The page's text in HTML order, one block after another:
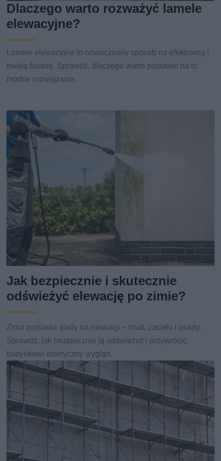
Dlaczego warto rozważyć lamele
elewacyjne?
Lamele elewacyjne to nowoczesny sposób na efektowną i
trwałą fasadę. Sprawdź, dlaczego warto postawić na to
modne rozwiązanie.
Jak bezpiecznie i skutecznie
odświeżyć elewację po zimie?
Zima zostawia ślady na elewacji – brud, zacieki i osady.
Sprawdź, jak bezpiecznie ją odświeżyć i przywrócić
budynkowi estetyczny wygląd.